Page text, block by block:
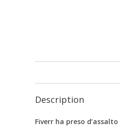
Description
Fiverr ha preso